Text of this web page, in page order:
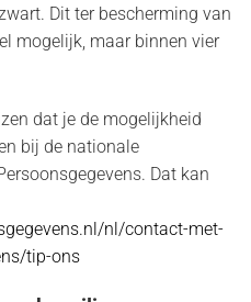
Dit ter bescherming van
mogelijk, maar binnen vier
dat je de mogelijkheid
bij de nationale
Dat kan
nl/contact-met-
tip-ons